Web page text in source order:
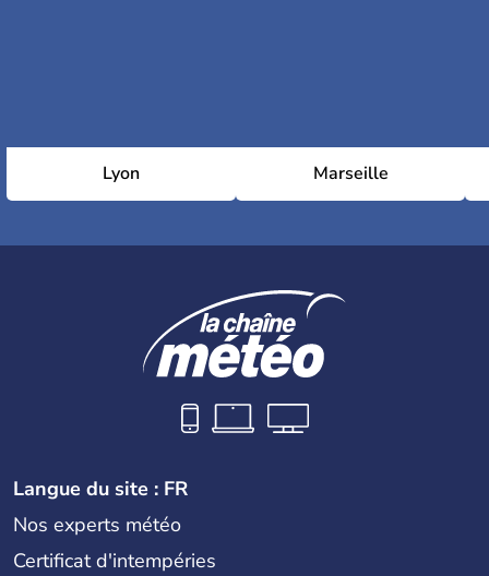
Lyon Marseille
Langue du site : FR
Nos experts météo
Certificat d'intempéries